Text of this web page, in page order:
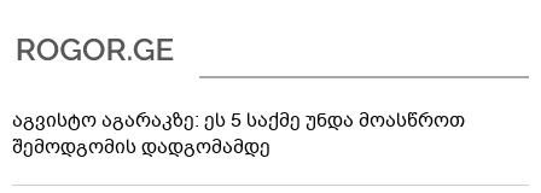
აგვისტო აგარაკზე: ეს 5 საქმე უნდა მოასწროთ
შემოდგომის დადგომამდე